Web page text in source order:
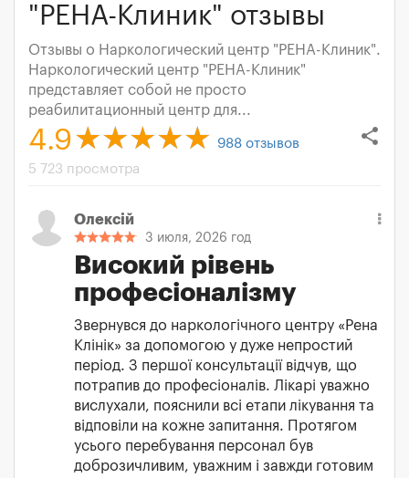
"РЕНА-Клиник" отзывы
Отзывы о Наркологический центр "РЕНА-Клиник".
Наркологический центр "РЕНА-Клиник"
представляет собой не просто
реабилитационный центр для...
share
4.9 988 отзывов
5 723 просмотра
Олексій
3 июля, 2026 год
Високий рівень
професіоналізму
Звернувся до наркологічного центру «Рена
Клінік» за допомогою у дуже непростий
період. З першої консультації відчув, що
потрапив до професіоналів. Лікарі уважно
вислухали, пояснили всі етапи лікування та
відповіли на кожне запитання. Протягом
усього перебування персонал був
доброзичливим, уважним і завжди готовим